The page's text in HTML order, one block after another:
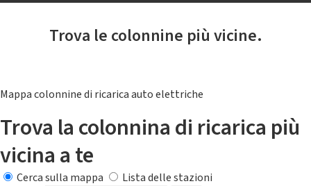
Trova le colonnine più vicine.
Mappa colonnine di ricarica auto elettriche
Trova la colonnina di ricarica più
vicina a te
Cerca sulla mappa
Lista delle stazioni